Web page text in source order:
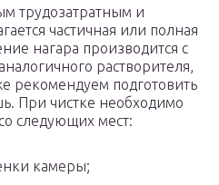
трудозатратным и
частичная или полная
нагара производится с
растворителя,
рекомендуем подготовить
При чистке необходимо
следующих мест:
камеры;